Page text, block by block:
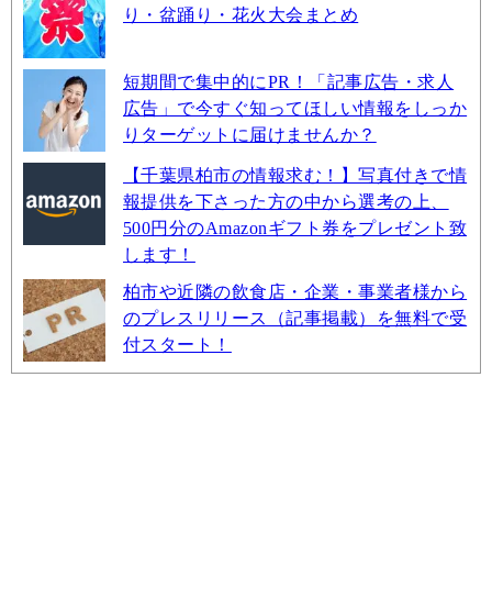
り・盆踊り・花火大会まとめ
短期間で集中的にPR！「記事広告・求人
広告」で今すぐ知ってほしい情報をしっか
りターゲットに届けませんか？
【千葉県柏市の情報求む！】写真付きで情
報提供を下さった方の中から選考の上、
500円分のAmazonギフト券をプレゼント致
します！
柏市や近隣の飲食店・企業・事業者様から
のプレスリリース（記事掲載）を無料で受
付スタート！